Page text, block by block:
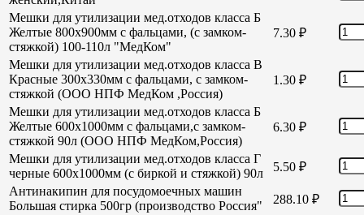
Мешки для утилизации мед.отходов класса Б
Желтые 800х900мм с фальцами, (с замком-
стяжкой) 100-110л "МедКом"
7.30 ₽
Мешки для утилизации мед.отходов класса В
Красные 300х330мм с фальцами, с замком-
стяжкой (ООО НПФ МедКом ,Россия)
1.30 ₽
Мешки для утилизации мед.отходов класса Б
Желтые 600х1000мм с фальцами,с замком-
стяжкой 90л (ООО НПФ МедКом,Россия)
6.30 ₽
Мешки для утилизации мед.отходов класса Г
черные 600х1000мм (с биркой и стяжкой) 90л
5.50 ₽
Антинакипин для посудомоечных машин
Большая стирка 500гр (производство Россия"
288.10 ₽